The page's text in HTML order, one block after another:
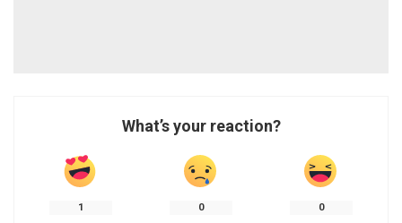
What’s your reaction?
1 0 0